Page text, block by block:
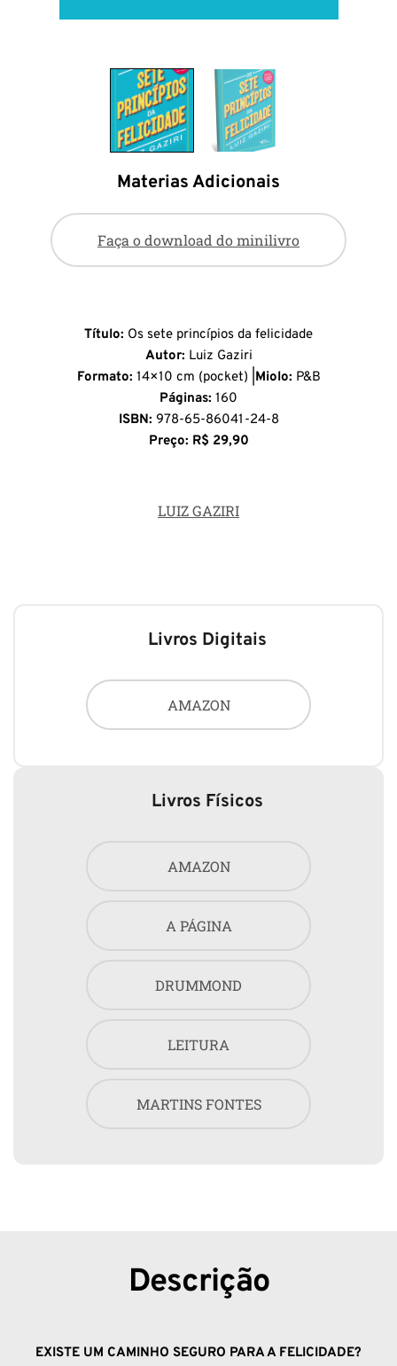
Materias Adicionais
Faça o download do minilivro
Título: Os sete princípios da felicidade
Autor: Luiz Gaziri
Formato: 14×10 cm (pocket) | Miolo: P&B
Páginas: 160
ISBN: 978-65-86041-24-8
Preço: R$ 29,90
LUIZ GAZIRI
Livros Digitais
AMAZON
Livros Físicos
AMAZON
A PÁGINA
DRUMMOND
LEITURA
MARTINS FONTES
Descrição
EXISTE UM CAMINHO SEGURO PARA A FELICIDADE?